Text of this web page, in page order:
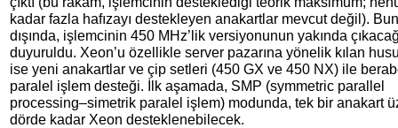
kadar fazla hafızayı destekleyen anakartlar mevcut değil).
dışında, işlemcinin 450 MHz’lik versiyonunun yakında
duyuruldu. Xeon’u özellikle server pazarına yönelik kılan
ise yeni anakartlar ve çip setleri (450 GX ve 450 NX) ile
paralel işlem desteği. İlk aşamada, SMP (symmetric parallel
processing–simetrik paralel işlem) modunda, tek bir anakart
dörde kadar Xeon desteklenebilecek.